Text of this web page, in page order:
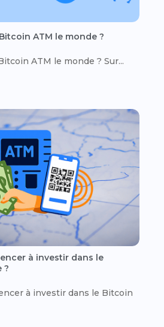
ATM le monde ?
ATM le monde ? Sur...
à investir dans le
?
à investir dans le Bitcoin